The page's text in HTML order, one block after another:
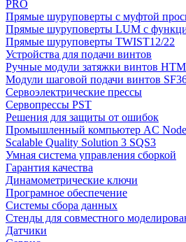
PRO
Прямые шуруповерты с муфтой
Прямые шуруповерты LUM с
Прямые шуруповерты TWIST12/22
Устройства для подачи винтов
Ручные модули затяжки винтов
Модули шаговой подачи винтов
Сервоэлектрические прессы
Сервопрессы PST
Решения для защиты от ошибок
Промышленный компьютер AC Node
Scalable Quality Solution 3 SQS3
Умная система управления сборкой
Гарантия качества
Динамометрические ключи
Програмное обеспечение
Системы сбора данных
Стенды для совместного
Датчики